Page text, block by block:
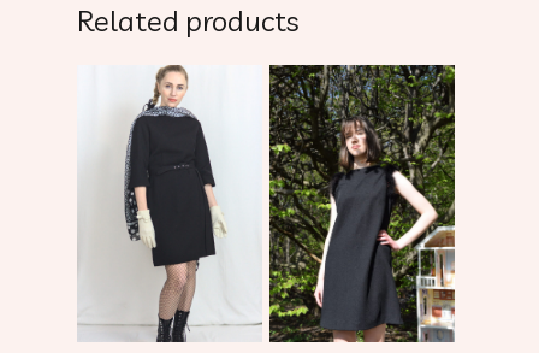
Related products